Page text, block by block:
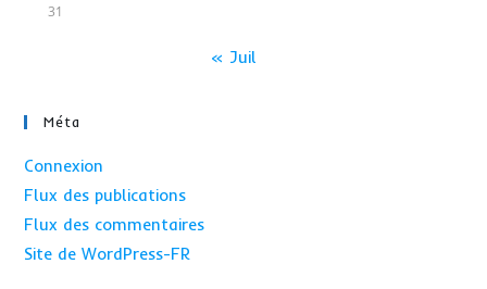
31
« Juil
Méta
Connexion
Flux des publications
Flux des commentaires
Site de WordPress-FR